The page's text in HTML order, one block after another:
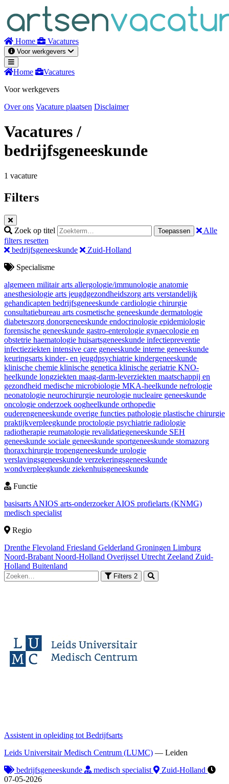
inhoud
Home Vacatures
Voor werkgevers
Home
Vacatures
Voor werkgevers
Over ons Vacature plaatsen Disclaimer
Vacatures/
bedrijfsgeneeskunde
1 vacature
Filters
Zoek op titel Toepassen
Alle
filters resetten
bedrijfsgeneeskunde
Zuid-Holland
Specialisme
algemeen militair arts allergologie/immunologie anatomie
anesthesiologie arts jeugdgezondheidszorg arts verstandelijk
gehandicapten bedrijfsgeneeskunde cardiologie chirurgie
consultatiebureau arts cosmetische geneeskunde dermatologie
diabeteszorg donorgeneeskunde endocrinologie epidemiologie
forensische geneeskunde gastro-enterologie gynaecologie en
obstetrie haematologie huisartsgeneeskunde infectiepreventie
infectieziekten intensive care geneeskunde interne geneeskunde
keuringsarts kinder- en jeugdpsychiatrie kindergeneeskunde
klinische chemie klinische genetica klinische geriatrie KNO-
heelkunde longziekten maag-darm-leverziekten maatschappij en
gezondheid medische microbiologie MKA-heelkunde nefrologie
neonatologie neurochirurgie neurologie nucleaire geneeskunde
oncologie onderzoek oogheelkunde orthopedie
ouderengeneeskunde overige functies pathologie plastische chirurgie
praktijkverpleegkunde proctologie psychiatrie radiologie
radiotherapie reumatologie revalidatiegeneeskunde SEH
geneeskunde sociale geneeskunde sportgeneeskunde stomazorg
thoraxchirurgie tropengeneeskunde urologie
verslavingsgeneeskunde verzekeringsgeneeskunde
wondverpleegkunde ziekenhuisgeneeskunde
Functie
basisarts ANIOS arts-onderzoekerAIOS profielarts (KNMG)
medisch specialist
Regio
Drenthe Flevoland Friesland Gelderland Groningen Limburg
Noord-Brabant Noord-Holland Overijssel Utrecht Zeeland Zuid-
Holland Buitenland
Filters 2
Assistent in opleiding tot Bedrijfsarts
Leids Universitair Medisch Centrum (LUMC) — Leiden
bedrijfsgeneeskunde
medisch specialist
Zuid-Holland
07-05-2026